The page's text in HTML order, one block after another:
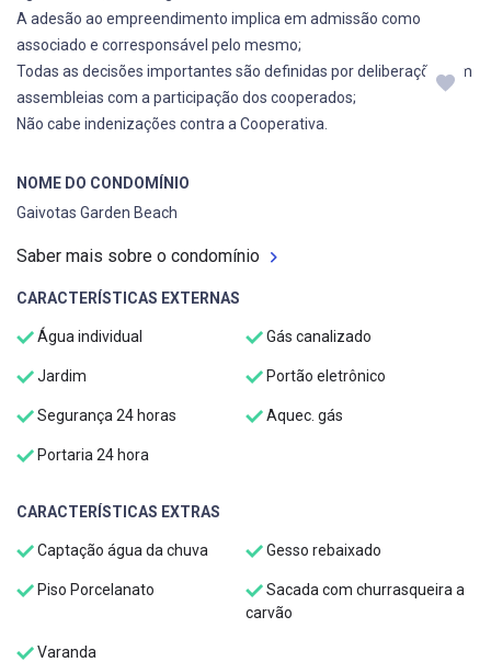
A adesão ao empreendimento implica em admissão como
associado e corresponsável pelo mesmo;
Todas as decisões importantes são definidas por deliberações em
assembleias com a participação dos cooperados;
Não cabe indenizações contra a Cooperativa.
NOME DO CONDOMÍNIO
Gaivotas Garden Beach
Saber mais sobre o condomínio
CARACTERÍSTICAS EXTERNAS
Água individual Gás canalizado
Jardim Portão eletrônico
Segurança 24 horas Aquec. gás
Portaria 24 hora
CARACTERÍSTICAS EXTRAS
Captação água da chuva Gesso rebaixado
Piso Porcelanato
Sacada com churrasqueira a
carvão
Varanda